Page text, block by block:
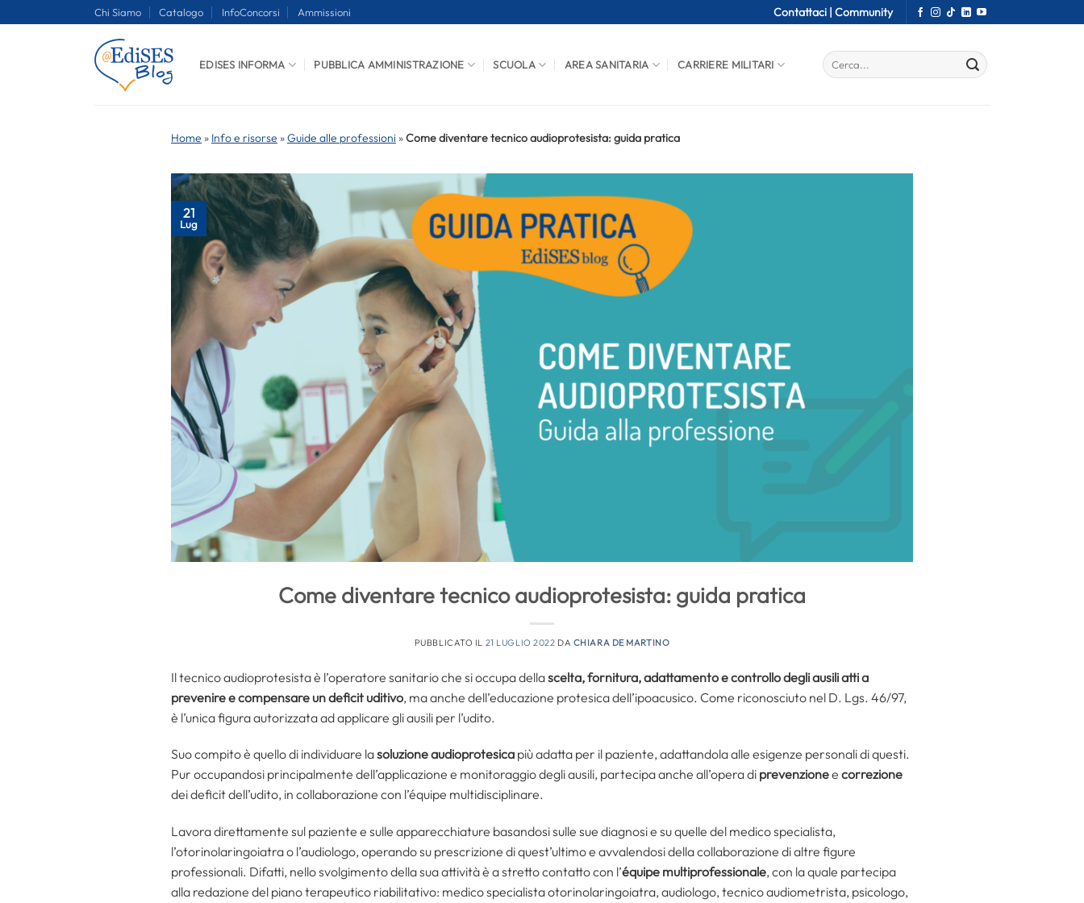
Chi Siamo Catalogo InfoConcorsi Ammissioni Contattaci | Community
EDISES INFORMA PUBBLICA AMMINISTRAZIONE SCUOLA AREA SANITARIA CARRIERE MILITARI
Home » Info e risorse »Guide alle professioni »Come diventare tecnico audioprotesista: guida pratica
21
Lug
Come diventare tecnico audioprotesista: guida pratica
PUBBLICATO IL 21 LUGLIO 2022 DA CHIARA DE MARTINO
Il tecnico audioprotesista è l’operatore sanitario che si occupa dellascelta, fornitura, adattamento e controllo degli ausili atti a
prevenire e compensare un deficit uditivo, ma anche dell’educazione protesica dell’ipoacusico. Come riconosciuto nel D. Lgs. 46/97,
è l’unica figura autorizzata ad applicare gli ausili per l’udito.
Suo compito è quello di individuare lasoluzione audioprotesica più adatta per il paziente, adattandola alle esigenze personali di questi.
Pur occupandosi principalmente dell’applicazione e monitoraggio degli ausili, partecipa anche all’opera di prevenzionee correzione
dei deficit dell’udito, in collaborazione con l’équipe multidisciplinare.
Lavora direttamente sul paziente e sulle apparecchiature basandosi sulle sue diagnosi e su quelle del medico specialista,
l’otorinolaringoiatra o l’audiologo, operando su prescrizione di quest’ultimo e avvalendosi della collaborazione di altre figure
professionali. Difatti, nello svolgimento della sua attività è a stretto contatto con l’équipe multiprofessionale, con la quale partecipa
alla redazione del piano terapeutico riabilitativo: medico specialista otorinolaringoiatra, audiologo, tecnico audiometrista, psicologo,